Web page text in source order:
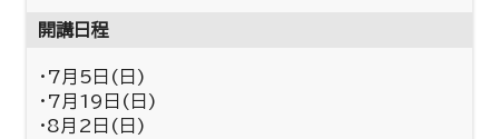
開講日程
・7月5日(日)
・7月19日(日)
・8月2日(日)